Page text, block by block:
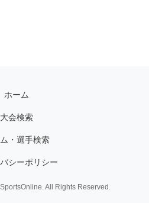
ホーム
大会検索
・選手検索
シーポリシー
All Rights Reserved.